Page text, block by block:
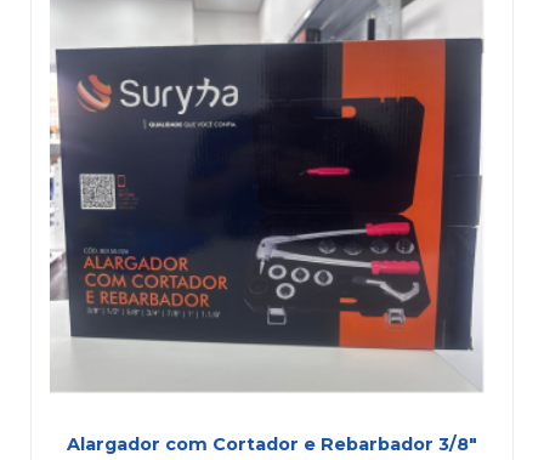
Alargador com Cortador e Rebarbador 3/8″